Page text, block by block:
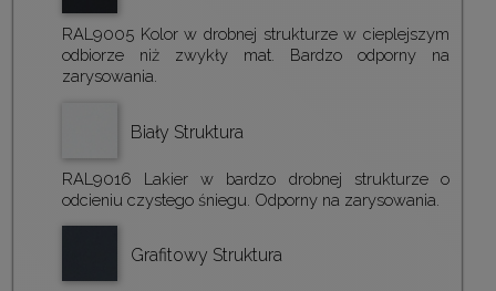
RAL9005 Kolor w drobnej strukturze w cieplejszym
odbiorze niż zwykły mat. Bardzo odporny na
zarysowania.
Biały Struktura
RAL9016 Lakier w bardzo drobnej strukturze o
odcieniu czystego śniegu. Odporny na zarysowania.
Grafitowy Struktura